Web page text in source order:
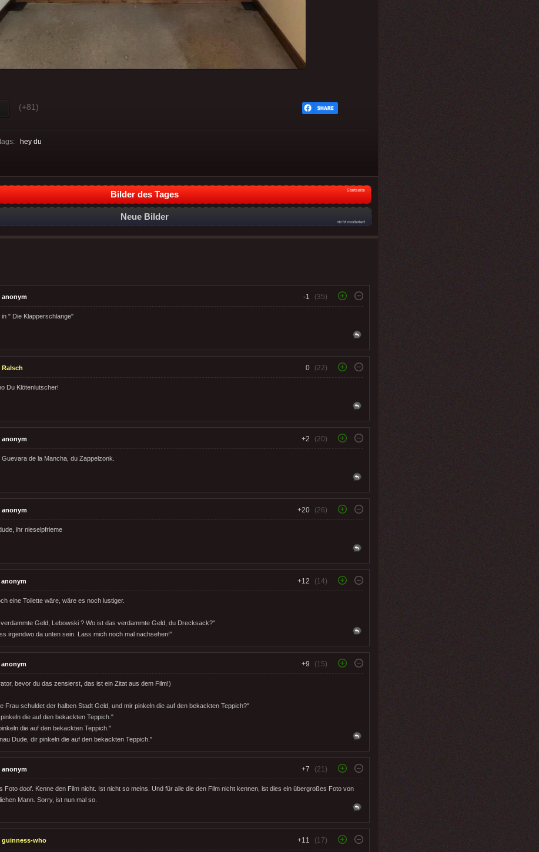
(+81)
hey du
Bilder des Tages Startseite
Neue Bilder
nicht moderiert
anonym -1 (35)
in " Die Klapperschlange"
Ralsch 0 (22)
Du Klötenlutscher!
anonym +2 (20)
de la Mancha, du Zappelzonk.
anonym +20 (26)
ihr nieselpfrieme
anonym +12 (14)
eine Toilette wäre, wäre es noch lustiger.
Geld, Lebowski ? Wo ist das verdammte Geld, du Drecksack?"
irgendwo da unten sein. Lass mich noch mal nachsehen!"
anonym +9 (15)
bevor du das zensierst, das ist ein Zitat aus dem Film!)
Frau schuldet der halben Stadt Geld, und mir pinkeln die auf den bekackten Teppich?"
die auf den bekackten Teppich."
die auf den bekackten Teppich."
Dude, dir pinkeln die auf den bekackten Teppich."
anonym +7 (21)
Foto doof. Kenne den Film nicht. Ist nicht so meins. Und für alle die den Film nicht kennen, ist dies ein übergroßes Foto von
Mann. Sorry, ist nun mal so.
guinness-who +11 (17)